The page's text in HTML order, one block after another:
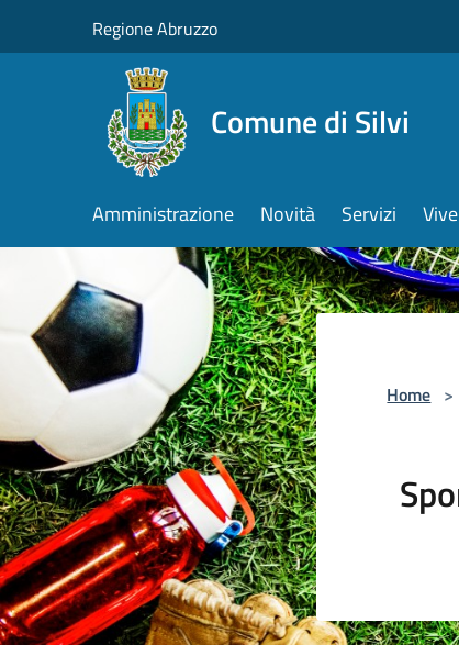
Regione Abruzzo
Comune di Silvi
Amministrazione Novità Servizi
Home >